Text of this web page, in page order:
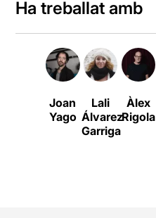
Ha treballat amb
Joan
Yago
Lali
Álvarez
Garriga
Àlex
Rigola